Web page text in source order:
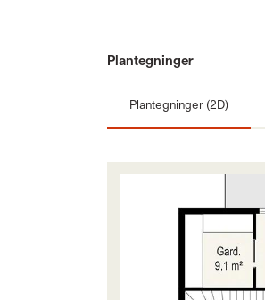
Plantegninger
Plantegninger (2D)